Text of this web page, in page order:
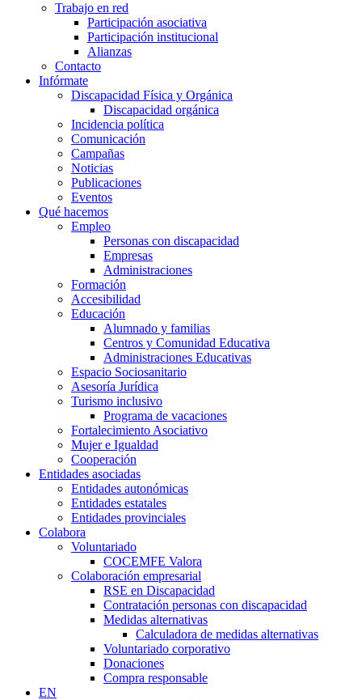
Trabajo en red
Participación asociativa
Participación institucional
Alianzas
Contacto
Infórmate
Discapacidad Física y Orgánica
Discapacidad orgánica
Incidencia política
Comunicación
Campañas
Noticias
Publicaciones
Eventos
Qué hacemos
Empleo
Personas con discapacidad
Empresas
Administraciones
Formación
Accesibilidad
Educación
Alumnado y familias
Centros y Comunidad Educativa
Administraciones Educativas
Espacio Sociosanitario
Asesoría Jurídica
Turismo inclusivo
Programa de vacaciones
Fortalecimiento Asociativo
Mujer e Igualdad
Cooperación
Entidades asociadas
Entidades autonómicas
Entidades estatales
Entidades provinciales
Colabora
Voluntariado
COCEMFE Valora
Colaboración empresarial
RSE en Discapacidad
Contratación personas con discapacidad
Medidas alternativas
Calculadora de medidas alternativas
Voluntariado corporativo
Donaciones
Compra responsable
EN